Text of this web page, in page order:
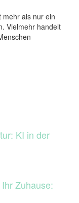
mehr als nur ein
Vielmehr handelt
KI in der
Zuhause: